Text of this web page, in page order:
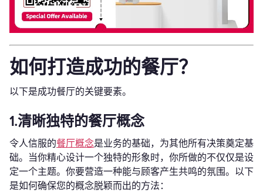
如何打造成功的餐厅？
以下是成功餐厅的关键要素。
1.清晰独特的餐厅概念
令人信服的餐厅概念是业务的基础，为其他所有决策奠定基
础。当你精心设计一个独特的形象时，你所做的不仅仅是设
定一个主题。你要营造一种能与顾客产生共鸣的氛围。以下
是如何确保您的概念脱颖而出的方法：